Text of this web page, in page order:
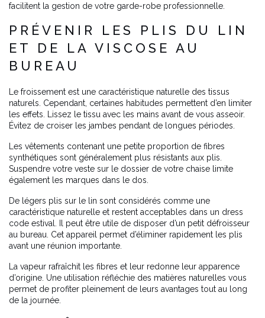
facilitent la gestion de votre garde-robe professionnelle.
PRÉVENIR LES PLIS DU LIN
ET DE LA VISCOSE AU
BUREAU
Le froissement est une caractéristique naturelle des tissus
naturels. Cependant, certaines habitudes permettent d’en limiter
les effets. Lissez le tissu avec les mains avant de vous asseoir.
Évitez de croiser les jambes pendant de longues périodes.
Les vêtements contenant une petite proportion de fibres
synthétiques sont généralement plus résistants aux plis.
Suspendre votre veste sur le dossier de votre chaise limite
également les marques dans le dos.
De légers plis sur le lin sont considérés comme une
caractéristique naturelle et restent acceptables dans un dress
code estival. Il peut être utile de disposer d’un petit défroisseur
au bureau. Cet appareil permet d’éliminer rapidement les plis
avant une réunion importante.
La vapeur rafraîchit les fibres et leur redonne leur apparence
d’origine. Une utilisation réfléchie des matières naturelles vous
permet de profiter pleinement de leurs avantages tout au long
de la journée.